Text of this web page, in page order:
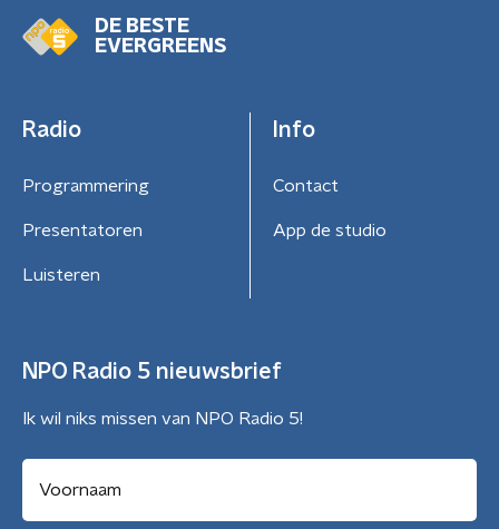
DE BESTE
EVERGREENS
Radio
Programmering
Presentatoren
Luisteren
Info
Contact
App de studio
NPO Radio 5 nieuwsbrief
Ik wil niks missen van NPO Radio 5!